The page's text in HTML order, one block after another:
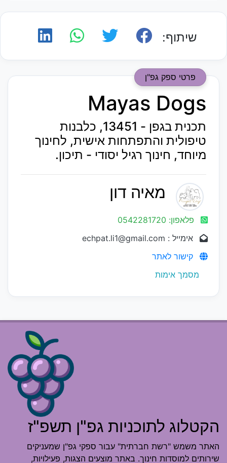
שיתוף:
פרטי ספק גפ"ן
Mayas Dogs
תכנית בגפן - 13451, כלבנות
טיפולית והתפתחות אישית, לחינוך
מיוחד, חינוך רגיל יסודי - תיכון.
מאיה דון
פלאפון: 0542281720
אימייל : echpat.li1@gmail.com
קישור לאתר
מסמך אימות
הקטלוג לתוכניות גפ"ן תשפ"ז
האתר משמש "רשת חברתית" עבור ספקי גפ"ן שמעניקים
שירותים למוסדות חינוך. באתר מוצעים הצגות, פעילויות,